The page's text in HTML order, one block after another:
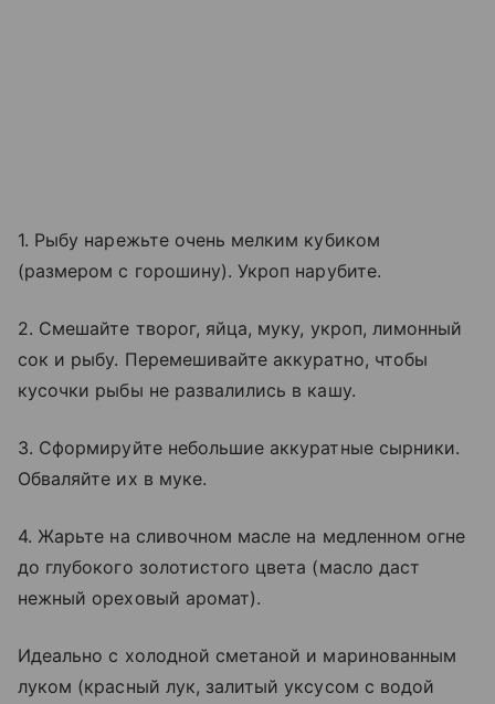
1. Рыбу нарежьте очень мелким кубиком
(размером с горошину). Укроп нарубите.
2. Смешайте творог, яйца, муку, укроп, лимонный
сок и рыбу. Перемешивайте аккуратно, чтобы
кусочки рыбы не развалились в кашу.
3. Сформируйте небольшие аккуратные сырники.
Обваляйте их в муке.
4. Жарьте на сливочном масле на медленном огне
до глубокого золотистого цвета (масло даст
нежный ореховый аромат).
Идеально с холодной сметаной и маринованным
луком (красный лук, залитый уксусом с водой